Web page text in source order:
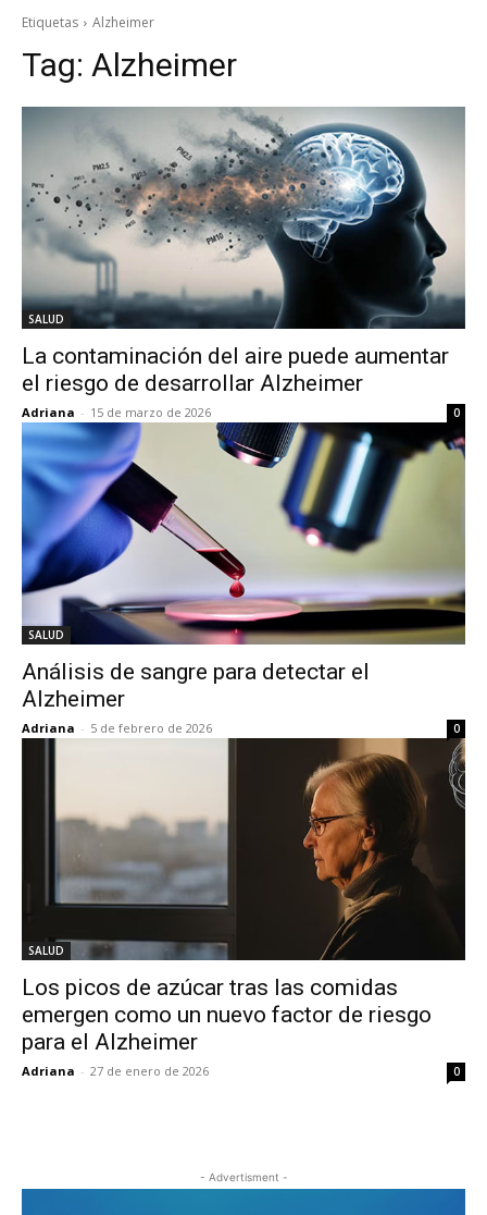
Etiquetas Alzheimer
Tag: Alzheimer
SALUD
La contaminación del aire puede aumentar
el riesgo de desarrollar Alzheimer
Adriana - 15 de marzo de 2026 0
SALUD
Análisis de sangre para detectar el
Alzheimer
Adriana - 5 de febrero de 2026 0
SALUD
Los picos de azúcar tras las comidas
emergen como un nuevo factor de riesgo
para el Alzheimer
Adriana - 27 de enero de 2026 0
- Advertisment -